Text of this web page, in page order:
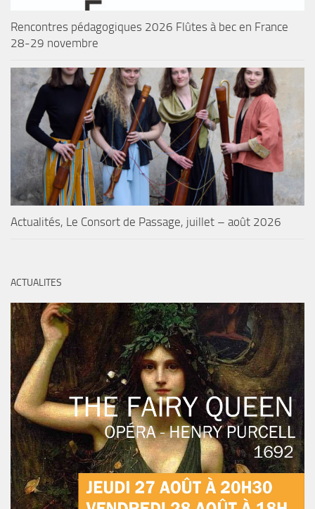
Rencontres pédagogiques 2026 Flûtes à bec en France
28-29 novembre
Actualités, Le Consort de Passage, juillet – août 2026
ACTUALITES